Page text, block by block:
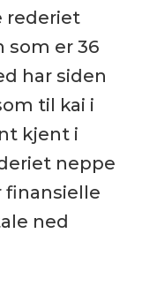
rederiet
som er 36
har siden
til kai i
kjent i
neppe
finansielle
ned